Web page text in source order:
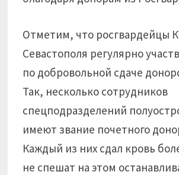
Отметим, что росгвардейцы
Севастополя регулярно
по добровольной сдаче
Так, несколько сотрудников
спецподразделений
имеют звание почетного
Каждый из них сдал кровь
не спешат на этом